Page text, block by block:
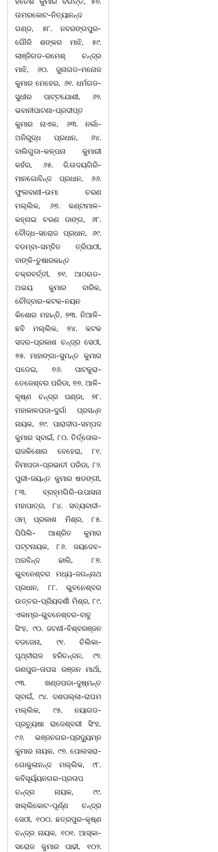
ଉମରକୋଟ-ନିତ୍ୟାନନ୍ଦ
ଗଣ୍ଡ, ୫୮. ନବରଙ୍ଗପୁର-
ଗୌରି ଶଙ୍କର ମାଝି, ୫୯.
ଲାଞ୍ଜିଗଡ-ରମେଶ୍ ଚନ୍ଦ୍ର
ମାଝି, ୬୦. ଜୁନାଗଡ-ମନୋଜ
କୁମାର ମେହେର, ୬୧. ଧର୍ମଗଡ-
ସୁଧୀର ପାଟ୍ଟଯୋଶୀ, ୬୨.
ଭବାନୀପାଟଣା-ପ୍ରଦୀପ୍ତ
କୁମାର ନାଏକ, ୬୩. ନର୍ଲା-
ଅନିରୁଦ୍ଧ ପ୍ରଧାନ, ୬୪.
ବାଲିଗୁଡା-କଳ୍ପନା କୁମାରୀ
କହଁର, ୬୫. ଜି.ଉଦୟଗିରି-
ମାନଗୋବିନ୍ଦ ପ୍ରଧାନ, ୬୬.
ଫୁଲବାଣୀ-ଉମା ଚରଣ
ମଲ୍ଲିକ, ୬୭. କଣ୍ଟାମାଳ-
କହ୍ନାଇ ଚରଣ ଡାଙ୍ଗ, ୬୮.
ବୌଦ୍ଧ-ସରୋଜ ପ୍ରଧାନ, ୬୯.
ବଡମ୍ବା-ସମ୍ବିତ ତ୍ରିପାଠୀ,
ବାଙ୍କି-ତୁଷାରକାନ୍ତ
ଚକ୍ରବର୍ତ୍ତୀ, ୭୧. ଆଠଗଡ-
ଅଭୟ କୁମାର ବାରିକ,
ଚୌଦ୍ବାର-କଟକ-ନୟନ
କିଶୋର ମହାନ୍ତି, ୭୩. ନିଆଳି-
ଛବି ମଲ୍ଲିକ, ୭୪. କଟକ
ସଦର-ପ୍ରକାଶ ଚନ୍ଦ୍ର ସେଠୀ,
୭୫. ମାହାଙ୍ଗା-ସୁମନ୍ତ କୁମାର
ଘଡେଇ, ୭୬. ପାଟକୁରା-
ତେଜେଶ୍ବର ପରିଡା, ୭୭. ଆଳି-
କୃଷ୍ଣ ଚନ୍ଦ୍ର ପଣ୍ଡା, ୭୮.
ମହାକାଳପଡା-ଦୁର୍ଗା ପ୍ରସନ୍ନ
ନାୟକ, ୭୯. ପାରାଦୀପ-ସମ୍ପଦ
କୁମାର ସ୍ବାଇଁ, ୮୦. ତିର୍ତ୍ତୋଲ-
ରାଜକିଶୋର ବେହେରା, ୮୧.
ନିମାପଡା-ପ୍ରଭାତୀ ପରିଡା, ୮୨.
ପୁରୀ-ଜୟନ୍ତ କୁମାର ଷଡଙ୍ଗୀ,
୮୩. ବ୍ରହ୍ମଗିରି-ଉପାସନା
ମହାପାତ୍ର, ୮୪. ସତ୍ୟବାଦୀ-
ଓମ୍ ପ୍ରକାଶ ମିଶ୍ର, ୮୫.
ପିପିଲି- ଆଶ୍ରିତ କୁମାର
ପଟ୍ଟନାୟକ, ୮୬. ଜୟଦେବ-
ଅରବିନ୍ଦ ଢାଲି, ୮୭.
ଭୁବନେଶ୍ବର ମଧ୍ୟ-ଜଗନ୍ନାଥ
ପ୍ରଧାନ, ୮୮. ଭୁବନେଶ୍ବର
ଉତ୍ତର-ପ୍ରିୟଦର୍ଶୀ ମିଶ୍ର, ୮୯.
ଏକାମ୍ର-ଭୁବନେଶ୍ବର-ବାବୁ
ସିଂହ, ୯୦. ଜଟଣୀ-ବିଶ୍ବରଞ୍ଜନ
ବଡଜେନା, ୯୧. ଚିଲିକା-
ପୃଥ୍ବୀରାଜ ହରିଚନ୍ଦନ, ୯୨.
ରଣପୁର-ତାପସ ରଞ୍ଜନ ମାର୍ଥା,
୯୩. ଖଣ୍ଡପଡା-ଦୁଷ୍ମନ୍ତ
ସ୍ବାଇଁ, ୯୪. ଦଶପଲ୍ଲା-ରାଘମ
ମଲ୍ଲିକ, ୯୫. ନୟାଗଡ-
ପ୍ରତ୍ୟୁଷା ରାଜେଶ୍ବରୀ ସିଂହ,
୯୬. ଭଞ୍ଜନଗର-ପ୍ରଦ୍ୟୁମ୍ନ
କୁମାର ନାୟକ, ୯୭. ପୋଲସରା-
ଗୋକୁଳାନନ୍ଦ ମଲ୍ଲିକ, ୯୮.
କବିସୂର୍ୟ୍ୟନଗର-ପ୍ରତାପ
ଚନ୍ଦ୍ର ନାୟକ, ୯୯.
ଖଲ୍ଲିକୋଟ-ପୂର୍ଣ୍ଣ ଚନ୍ଦ୍ର
ସେଠୀ, ୧୦୦. ଛତ୍ରପୁର-କୃଷ୍ଣ
ଚନ୍ଦ୍ର ନାୟକ, ୧୦୧. ଆସ୍କା-
ସରୋଜ କୁମାର ପାଢୀ, ୧୦୨.